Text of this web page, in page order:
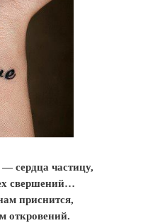
сердца частицy,
свершений…
приснится,
откровений.